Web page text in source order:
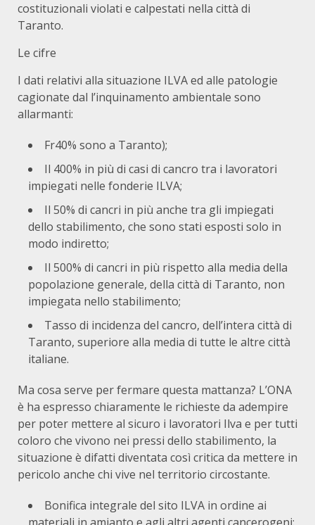
costituzionali violati e calpestati nella città di
Taranto.
Le cifre
I dati relativi alla situazione ILVA ed alle patologie
cagionate dal l’inquinamento ambientale sono
allarmanti:
Fr40% sono a Taranto);
Il 400% in più di casi di cancro tra i lavoratori
impiegati nelle fonderie ILVA;
Il 50% di cancri in più anche tra gli impiegati
dello stabilimento, che sono stati esposti solo in
modo indiretto;
Il 500% di cancri in più rispetto alla media della
popolazione generale, della città di Taranto, non
impiegata nello stabilimento;
Tasso di incidenza del cancro, dell’intera città di
Taranto, superiore alla media di tutte le altre città
italiane.
Ma cosa serve per fermare questa mattanza? L’ONA
è ha espresso chiaramente le richieste da adempire
per poter mettere al sicuro i lavoratori Ilva e per tutti
coloro che vivono nei pressi dello stabilimento, la
situazione è difatti diventata così critica da mettere in
pericolo anche chi vive nel territorio circostante.
Bonifica integrale del sito ILVA in ordine ai